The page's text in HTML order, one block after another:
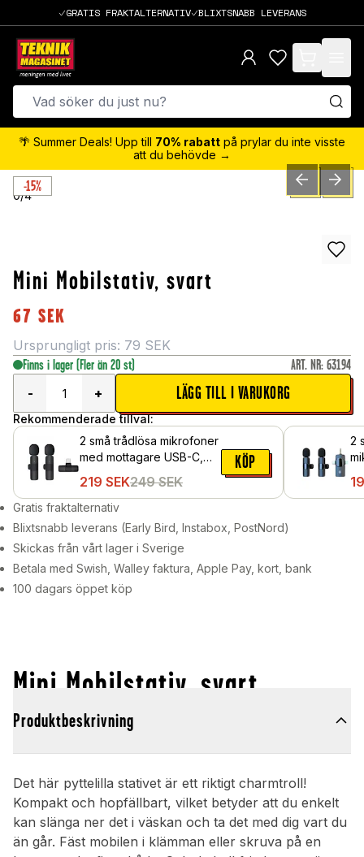
GRATIS FRAKTALTERNATIV BLIXTSNABB LEVERANS
items in cart,
🌴 Summer Deals! Upp till 70% rabatt på prylar du inte visste
att du behövde →
-15%
0/4 PREVIOUSNEXT
Mini Mobilstativ, svart
67 SEK
Ursprungligt pris: 79 SEK
Finns i lager (Fler än 20 st) ART. NR: 63194
-
+ LÄGG TILL I VARUKORG
Rekommenderade tillval:
2 små trådlösa mikrofoner
med mottagare USB-C,
219 SEK249 SEK
KÖP
2
Gratis fraktalternativ
Blixtsnabb leverans (Early Bird, Instabox, PostNord)
Skickas från vårt lager i Sverige
Betala med Swish, Walley faktura, Apple Pay, kort, bank
100 dagars öppet köp
Mini Mobilstativ, svart
Produktbeskrivning
Det här pyttelilla stativet är ett riktigt charmtroll!
Kompakt och hopfällbart, vilket betyder att du enkelt
kan slänga ner det i väskan och ta det med dig vart du
än går. Fäst mobilen i klämman eller skruva på en